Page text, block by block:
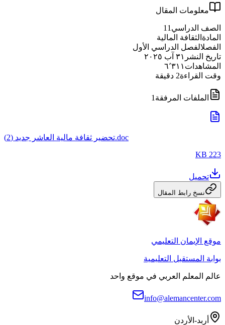
معلومات المقال
الصف الدراسي 11
المادة الثقافة المالية
الفصلالفصل الدراسي الأول
تاريخ النشر ٣١ آب ٢٠٢٥
المشاهدات ٦٬٣١١
وقت القراءة2 دقيقة
الملفات المرفقة 1
تحضير ثقافة مالية العاشر جديد (2).doc
223 KB
تحميل
نسخ رابط المقال
موقع الإيمان التعليمي
بوابة المستقبل التعليمية
عالم المعلم العربي في موقع واحد
info@alemancenter.com
أربد-الأردن